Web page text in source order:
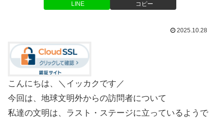
LINE コピー
2025.10.28
こんにちは、＼イッカクです／
今回は、地球文明外からの訪問者について
私達の文明は、ラスト・ステージに立っているようで